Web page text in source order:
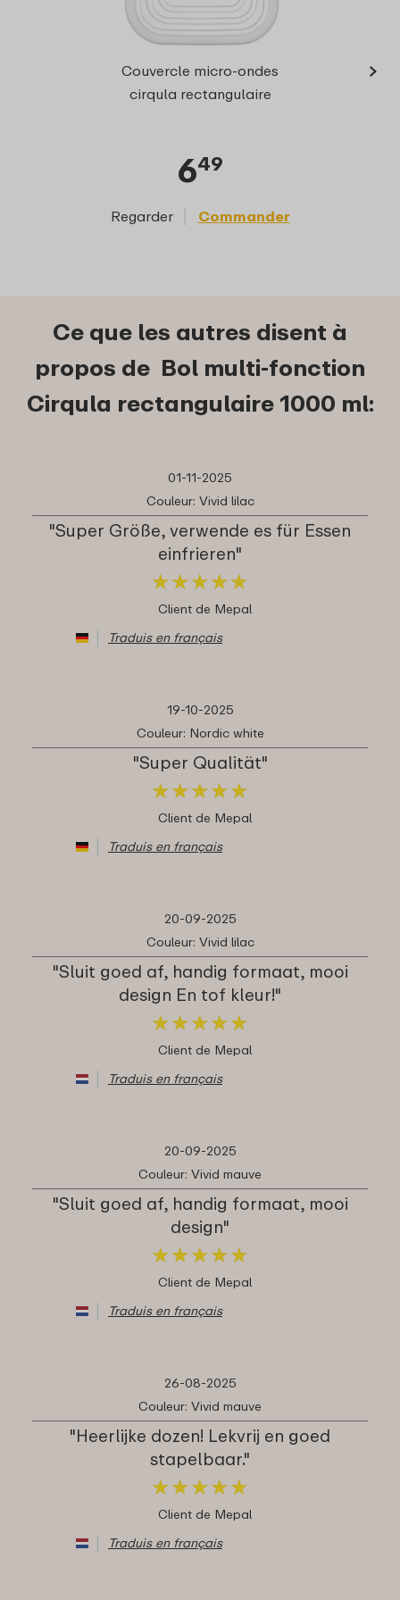
Couvercle micro-ondes
cirqula rectangulaire
649
Regarder Commander
Bol
›
Ce que les autres disent à
propos de Bol multi-fonction
Cirqula rectangulaire 1000 ml:
01-11-2025
Couleur: Vivid lilac
"Super Größe, verwende es für Essen
einfrieren"
★★★★★
★★★★★
Client de Mepal
Traduis en français
19-10-2025
Couleur: Nordic white
"Super Qualität"
★★★★★
★★★★★
Client de Mepal
Traduis en français
20-09-2025
Couleur: Vivid lilac
"Sluit goed af, handig formaat, mooi
design En tof kleur!"
★★★★★
★★★★★
Client de Mepal
Traduis en français
20-09-2025
Couleur: Vivid mauve
"Sluit goed af, handig formaat, mooi
design"
★★★★★
★★★★★
Client de Mepal
Traduis en français
26-08-2025
Couleur: Vivid mauve
"Heerlijke dozen! Lekvrij en goed
stapelbaar."
★★★★★
★★★★★
Client de Mepal
Traduis en français